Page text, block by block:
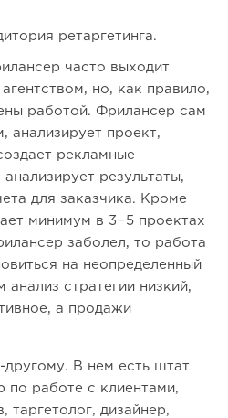
ретаргетинга.
часто выходит
но, как правило,
работой. Фрилансер сам
анализирует проект,
рекламные
результаты,
для заказчика. Кроме
минимум в 3−5 проектах
заболел, то работа
на неопределенный
стратегии низкий,
а продажи
другому. В нем есть штат
по работе с клиентами,
таргетолог, дизайнер,